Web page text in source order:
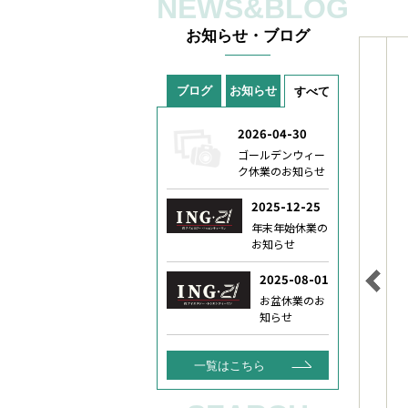
NEWS&BLOG
お知らせ・ブログ
すべて
お知らせ
ブログ
一覧はこちら